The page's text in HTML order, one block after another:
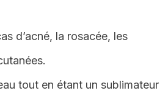
d’acné, la rosacée, les
tout en étant un sublimateur